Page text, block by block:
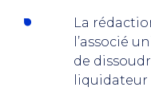
La
l’associé
de
liquidateur